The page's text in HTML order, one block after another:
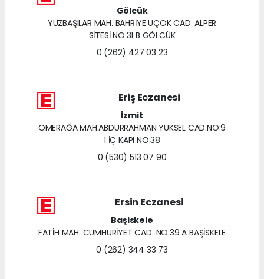
Gölcük
YÜZBAŞILAR MAH. BAHRİYE ÜÇOK CAD. ALPER
SİTESİ NO:31 B GÖLCÜK
0 (262) 427 03 23
Eriş Eczanesi
İzmit
ÖMERAĞA MAH.ABDURRAHMAN YÜKSEL CAD.NO:9
1 İÇ KAPI NO:38
0 (530) 513 07 90
Ersin Eczanesi
Başiskele
FATİH MAH. CUMHURİYET CAD. NO:39 A BAŞİSKELE
0 (262) 344 33 73